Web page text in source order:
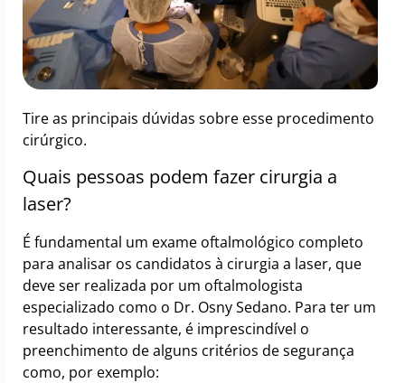
Tire as principais dúvidas sobre esse procedimento
cirúrgico.
Quais pessoas podem fazer cirurgia a
laser?
É fundamental um exame oftalmológico completo
para analisar os candidatos à cirurgia a laser, que
deve ser realizada por um oftalmologista
especializado como o Dr. Osny Sedano. Para ter um
resultado interessante, é imprescindível o
preenchimento de alguns critérios de segurança
como, por exemplo: